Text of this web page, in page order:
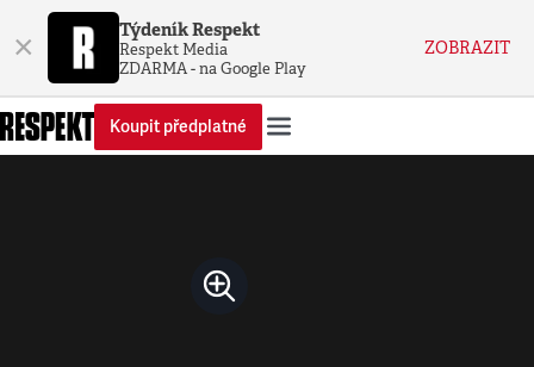
× Týdeník Respekt
Respekt Media
ZDARMA - na Google Play
ZOBRAZIT
Koupit předplatné